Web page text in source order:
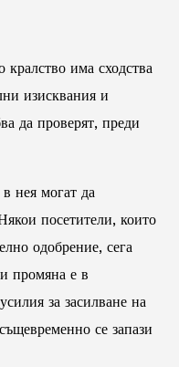
има сходства
изисквания и
да проверят, преди
нея могат да
посетители, които
одобрение, сега
промяна е в
за засилване на
се запази